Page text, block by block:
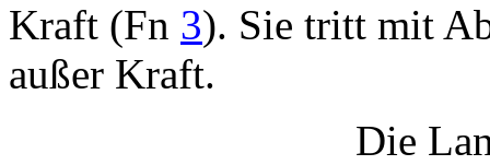
Kraft (Fn 3). Sie tritt mit
außer Kraft.
Die